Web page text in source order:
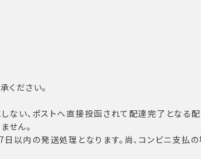
ださい。
い、ポストへ直接投函されて配達完了となる配
せん。
以内の発送処理となります。尚、コンビニ支